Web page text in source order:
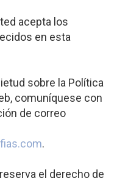
acepta los
en esta
sobre la Política
comuníquese con
de correo
.
el derecho de